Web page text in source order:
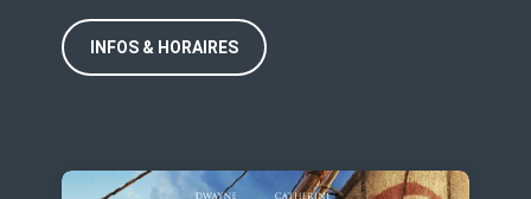
INFOS & HORAIRES